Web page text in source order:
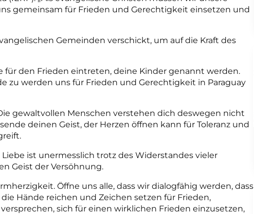
gemeinsam für Frieden und Gerechtigkeit einsetzen und
Gemeinden verschickt, um auf die Kraft des
für den Frieden eintreten, deine Kinder genannt werden.
zu werden uns für Frieden und Gerechtigkeit in Paraguay
gewaltvollen Menschen verstehen dich deswegen nicht
deinen Geist, der Herzen öffnen kann für Toleranz und
ist unermesslich trotz des Widerstandes vieler
Geist der Versöhnung.
Öffne uns alle, dass wir dialogfähig werden, dass
Hände reichen und Zeichen setzen für Frieden,
sich für einen wirklichen Frieden einzusetzen,